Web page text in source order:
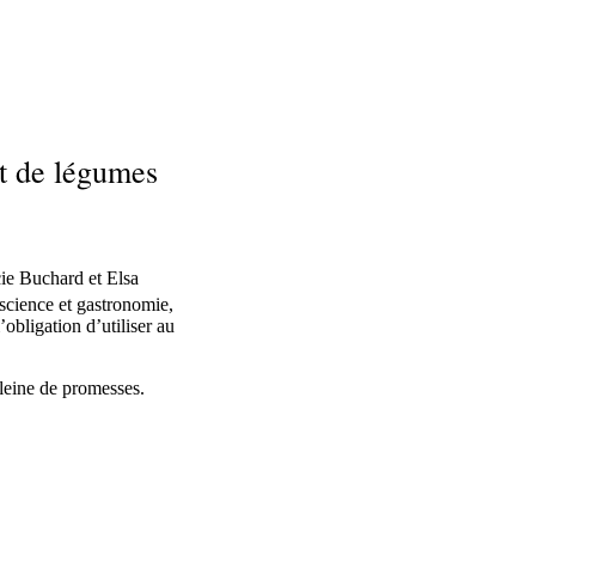
légumes
Buchard et Elsa
et gastronomie,
d’utiliser au
de promesses.